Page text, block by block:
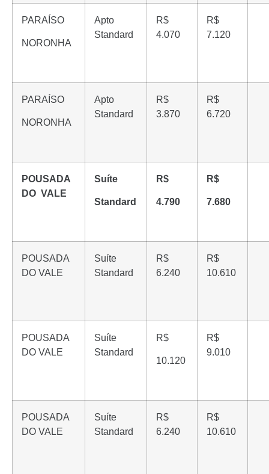
PARAÍSO
NORONHA
Apto
Standard
R$
4.070
R$
7.120
PARAÍSO
NORONHA
Apto
Standard
R$
3.870
R$
6.720
POUSADA
DO VALE
Suíte
Standard
R$
4.790
R$
7.680
POUSADA
DO VALE
Suíte
Standard
R$
6.240
R$
10.610
POUSADA
DO VALE
Suíte
Standard
R$
10.120
R$
9.010
POUSADA
DO VALE
Suíte
Standard
R$
6.240
R$
10.610